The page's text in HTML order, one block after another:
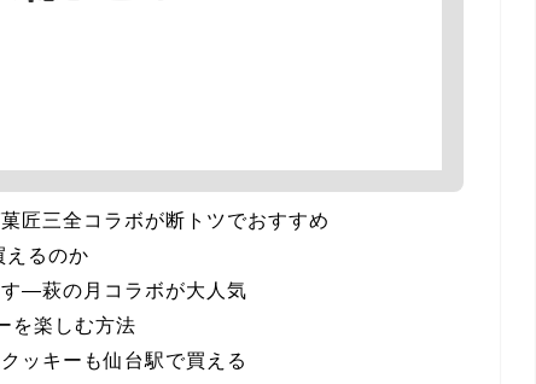
匠三全コラボが断トツでおすすめ
えるのか
―萩の月コラボが大人気
を楽しむ方法
ッキーも仙台駅で買える